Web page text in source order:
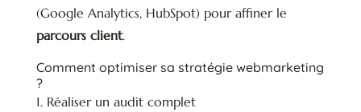
(Google Analytics, HubSpot) pour affiner le
parcours client.
Comment optimiser sa stratégie webmarketing
?
Réaliser un audit complet